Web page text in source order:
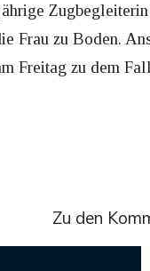
Frau zu Boden.
Freitag zu dem
Zu den